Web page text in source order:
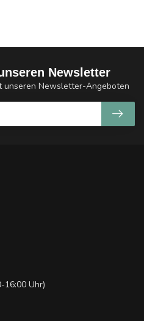
Newsletter
unseren Newsletter-Angeboten
16:00 Uhr)